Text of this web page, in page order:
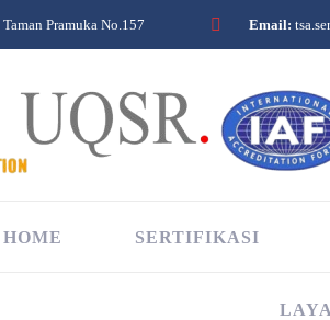
Taman Pramuka No.157 Email:
HOME SERTIFIKASI